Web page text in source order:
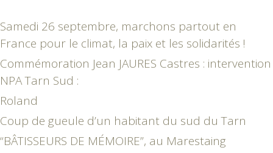
Samedi 26 septembre, marchons partout en
France pour le climat, la paix et les solidarités !
Commémoration Jean JAURES Castres : intervention
NPA Tarn Sud :
Roland
Coup de gueule d’un habitant du sud du Tarn
“BÂTISSEURS DE MÉMOIRE”, au Marestaing